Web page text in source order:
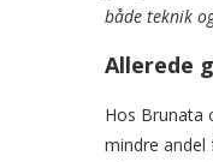
både teknik
Allerede
Hos Brunata
mindre